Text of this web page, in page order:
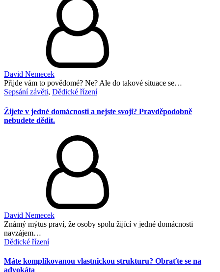
David Nemecek
Přijde vám to povědomé? Ne? Ale do takové situace se…
Sepsání závěti, Dědické řízení
Žijete v jedné domácnosti a nejste svoji? Pravděpodobně
nebudete dědit.
David Nemecek
Známý mýtus praví, že osoby spolu žijící v jedné domácnosti
navzájem…
Dědické řízení
Máte komplikovanou vlastnickou strukturu? Obraťte se na
advokáta